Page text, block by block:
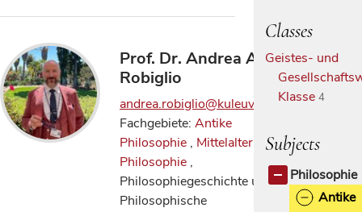
Prof. Dr. Andrea Aldo
Robiglio
andrea.robiglio@kuleuven.be
Fachgebiete: Antike
Philosophie , Mittelalterliche
Philosophie ,
Philosophiegeschichte und
Philosophische
Classes
Geistes- und
Klasse 4
Subjects
Philosophie
Antike